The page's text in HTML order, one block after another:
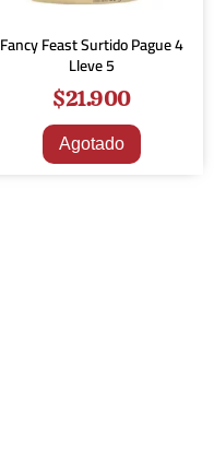
Fancy Feast Surtido Pague 4
Lleve 5
$21.900
Agotado